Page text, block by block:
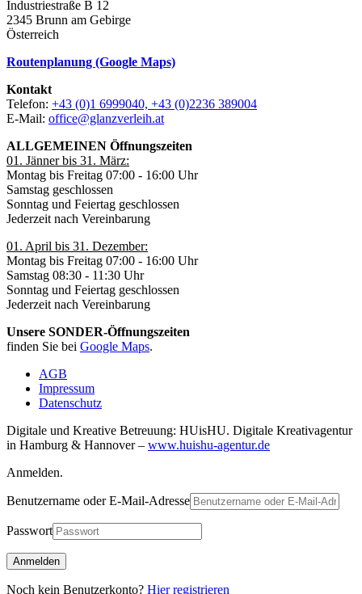
Industriestraße B 12
2345 Brunn am Gebirge
Österreich
Routenplanung (Google Maps)
Kontakt
Telefon: +43 (0)1 6999040, +43 (0)2236 389004
E-Mail: office@glanzverleih.at
ALLGEMEINEN Öffnungszeiten
01. Jänner bis 31. März:
Montag bis Freitag 07:00 - 16:00 Uhr
Samstag geschlossen
Sonntag und Feiertag geschlossen
Jederzeit nach Vereinbarung
01. April bis 31. Dezember:
Montag bis Freitag 07:00 - 16:00 Uhr
Samstag 08:30 - 11:30 Uhr
Sonntag und Feiertag geschlossen
Jederzeit nach Vereinbarung
Unsere SONDER-Öffnungszeiten
finden Sie bei Google Maps.
AGB
Impressum
Datenschutz
Digitale und Kreative Betreuung: HUisHU. Digitale Kreativagentur
in Hamburg & Hannover – www.huishu-agentur.de
Anmelden.
Benutzername oder E-Mail-Adresse
Passwort
Noch kein Benutzerkonto? Hier registrieren